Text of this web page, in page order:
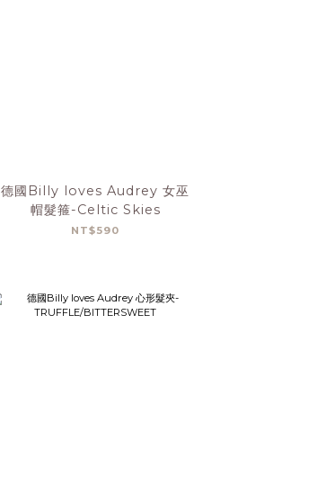
德國Billy loves Audrey 女巫
帽髮箍-Celtic Skies
NT$590